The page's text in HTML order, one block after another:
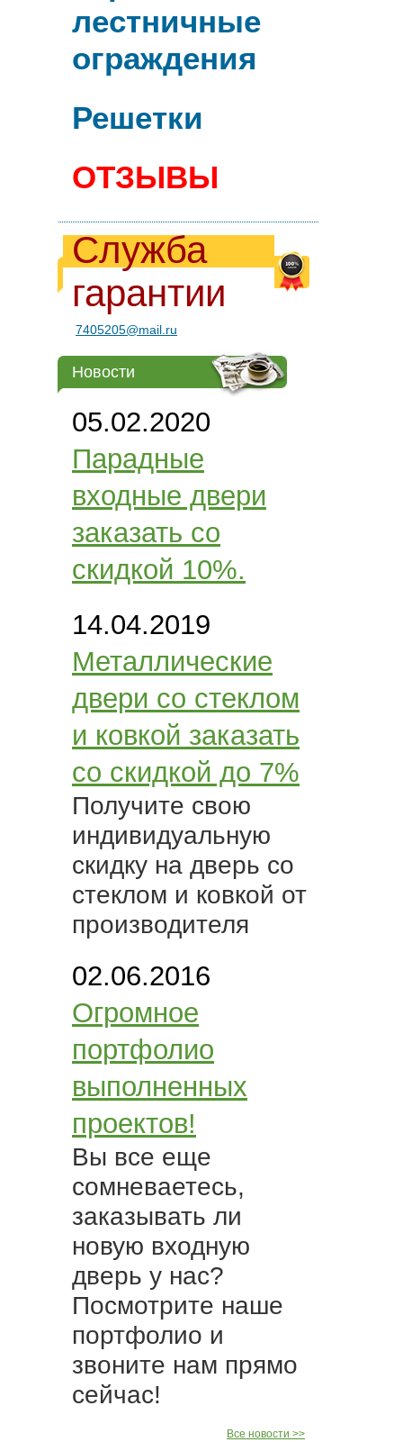
лестничные
ограждения
Решетки
ОТЗЫВЫ
Служба
гарантии
7405205@mail.ru
Новости
05.02.2020
Парадные
входные двери
заказать со
скидкой 10%.
14.04.2019
Металлические
двери со стеклом
и ковкой заказать
со скидкой до 7%
Получите свою
индивидуальную
скидку на дверь со
стеклом и ковкой от
производителя
02.06.2016
Огромное
портфолио
выполненных
проектов!
Вы все еще
сомневаетесь,
заказывать ли
новую входную
дверь у нас?
Посмотрите наше
портфолио и
звоните нам прямо
сейчас!
Все новости >>